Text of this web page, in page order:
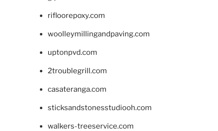
rifloorepoxy.com
woolleymillingandpaving.com
uptonpvd.com
2troublegrill.com
casateranga.com
sticksandstonesstudiooh.com
walkers-treeservice.com